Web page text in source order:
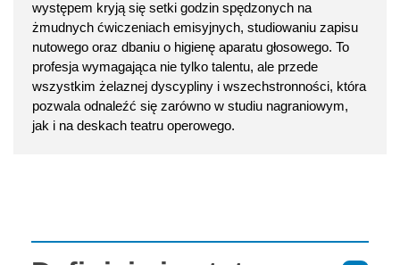
występem kryją się setki godzin spędzonych na
żmudnych ćwiczeniach emisyjnych, studiowaniu zapisu
nutowego oraz dbaniu o higienę aparatu głosowego. To
profesja wymagająca nie tylko talentu, ale przede
wszystkim żelaznej dyscypliny i wszechstronności, która
pozwala odnaleźć się zarówno w studiu nagraniowym,
jak i na deskach teatru operowego.